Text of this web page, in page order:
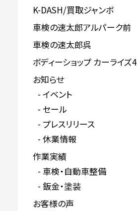
K-DASH/買取ジャンボ
車検の速太郎アルパーク前
車検の速太郎呉
ボディーショップ カーライズ4
お知らせ
イベント
セール
プレスリリース
休業情報
作業実績
車検・自動車整備
鈑金・塗装
お客様の声